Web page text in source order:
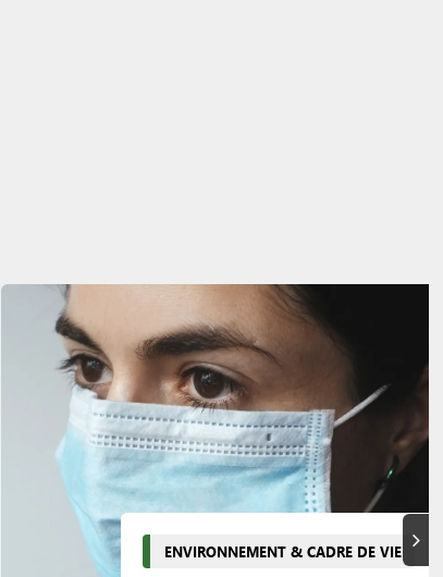
ENVIRONNEMENT & CADRE DE VIE